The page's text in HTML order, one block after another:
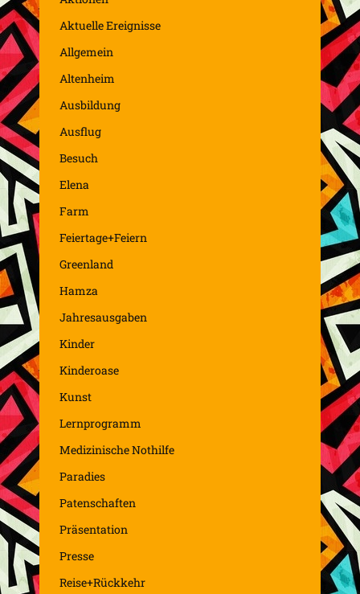
Aktuelle Ereignisse
Allgemein
Altenheim
Ausbildung
Ausflug
Besuch
Elena
Farm
Feiertage+Feiern
Greenland
Hamza
Jahresausgaben
Kinder
Kinderoase
Kunst
Lernprogramm
Medizinische Nothilfe
Paradies
Patenschaften
Präsentation
Presse
Reise+Rückkehr